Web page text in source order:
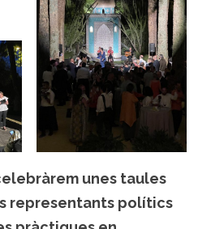
unes taules
representants polítics